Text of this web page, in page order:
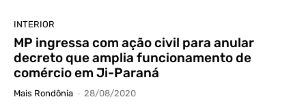
INTERIOR
MP ingressa com ação civil para anular
decreto que amplia funcionamento de
comércio em Ji-Paraná
Mais Rondônia - 28/08/2020